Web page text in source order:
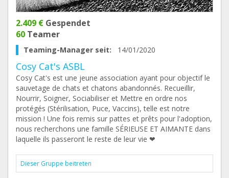
2.409 € Gespendet
60 Teamer
Teaming-Manager seit: 14/01/2020
Cosy Cat's ASBL
Cosy Cat's est une jeune association ayant pour objectif le
sauvetage de chats et chatons abandonnés. Recueillir,
Nourrir, Soigner, Sociabiliser et Mettre en ordre nos
protégés (Stérilisation, Puce, Vaccins), telle est notre
mission ! Une fois remis sur pattes et prêts pour l'adoption,
nous recherchons une famille SÉRIEUSE ET AIMANTE dans
laquelle ils passeront le reste de leur vie ❤
Dieser Gruppe beitreten